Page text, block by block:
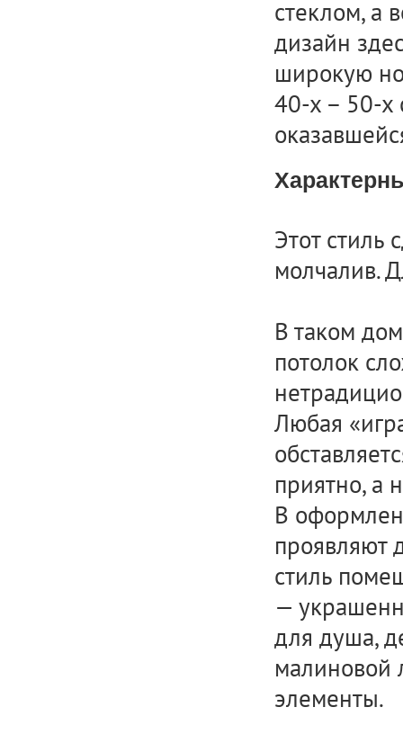
стеклом, а
дизайн
широкую
40-х – 50-х
Этот стиль
молчалив.
В таком
потолок
Любая
приятно, а
В
проявляют
стиль
—
для душа,
малиновой
элементы.